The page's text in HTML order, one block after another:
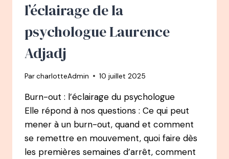
l’éclairage de la
psychologue Laurence
Adjadj
ParcharlotteAdmin 10 juillet 2025
Burn-out : l’éclairage du psychologue
Elle répond à nos questions : Ce qui peut
mener à un burn-out, quand et comment
se remettre en mouvement, quoi faire dès
les premières semaines d’arrêt, comment